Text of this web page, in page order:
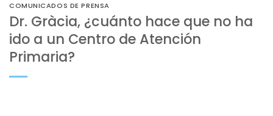
COMUNICADOS DE PRENSA
Dr. Gràcia, ¿cuánto hace que no ha
ido a un Centro de Atención
Primaria?